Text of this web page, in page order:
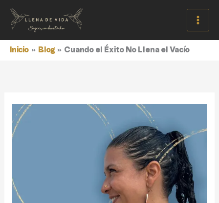
contenido
Inicio Blog Cuando el Éxito No Llena el Vacío